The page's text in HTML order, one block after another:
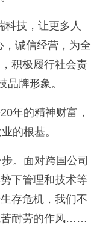
科技，让更多人
，诚信经营，为全
积极履行社会责
品牌形象。
年的精神财富，
的根基。
。面对跨国公司
下管理和技术等
存危机，我们不
苦耐劳的作风……